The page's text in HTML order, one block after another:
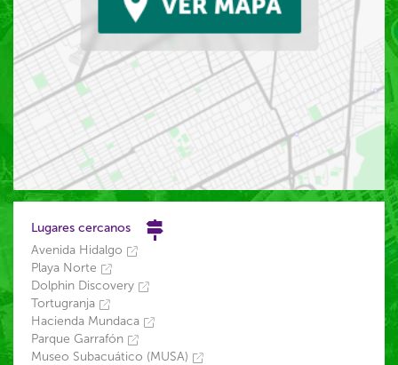
Lugares cercanos
Avenida Hidalgo
Playa Norte
Dolphin Discovery
Tortugranja
Hacienda Mundaca
Parque Garrafón
Museo Subacuático (MUSA)